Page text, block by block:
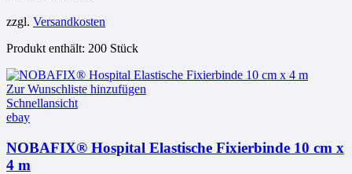
zzgl. Versandkosten
Produkt enthält: 200 Stück
Zur Wunschliste hinzufügen
Schnellansicht
ebay
NOBAFIX® Hospital Elastische Fixierbinde 10 cm x
4 m